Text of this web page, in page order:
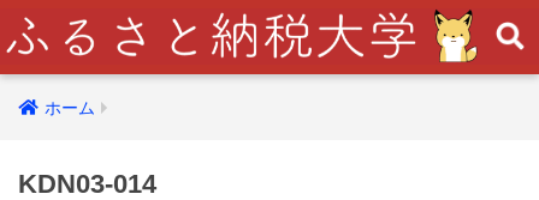
ホーム
KDN03-014